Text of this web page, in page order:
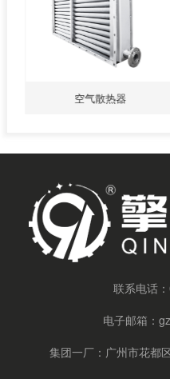
空气散热器
联系电话：
电子邮箱：
集团一厂：广州市花都